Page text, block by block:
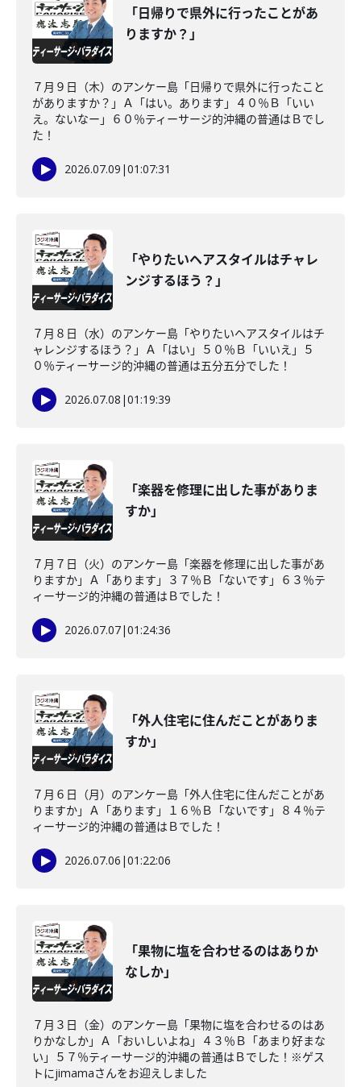
「日帰りで県外に行ったことがあ
りますか？」
７月９日（木）のアンケー島「日帰りで県外に行ったこと
がありますか？」Ａ「はい。あります」４０％Ｂ「いい
え。ないなー」６０％ティーサージ的沖縄の普通はＢでし
た！
2026.07.09 |01:07:31
「やりたいヘアスタイルはチャレ
ンジするほう？」
７月８日（水）のアンケー島「やりたいヘアスタイルはチ
ャレンジするほう？」Ａ「はい」５０％Ｂ「いいえ」５
０％ティーサージ的沖縄の普通は五分五分でした！
2026.07.08 |01:19:39
「楽器を修理に出した事がありま
すか」
７月７日（火）のアンケー島「楽器を修理に出した事があ
りますか」Ａ「あります」３７％Ｂ「ないです」６３％テ
ィーサージ的沖縄の普通はＢでした！
2026.07.07|01:24:36
「外人住宅に住んだことがありま
すか」
７月６日（月）のアンケー島「外人住宅に住んだことがあ
りますか」Ａ「あります」１６％Ｂ「ないです」８４％テ
ィーサージ的沖縄の普通はＢでした！
2026.07.06 |01:22:06
「果物に塩を合わせるのはありか
なしか」
７月３日（金）のアンケー島「果物に塩を合わせるのはあ
りかなしか」Ａ「おいしいよね」４３％Ｂ「あまり好まな
い」５７％ティーサージ的沖縄の普通はＢでした！※ゲス
トにjimamaさんをお迎えしました